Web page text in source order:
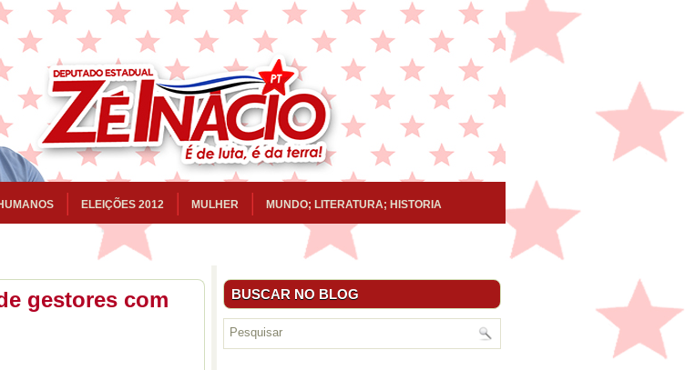
ELEIÇÕES 2012 MULHER MUNDO; LITERATURA; HISTORIA
gestores com
BUSCAR NO BLOG